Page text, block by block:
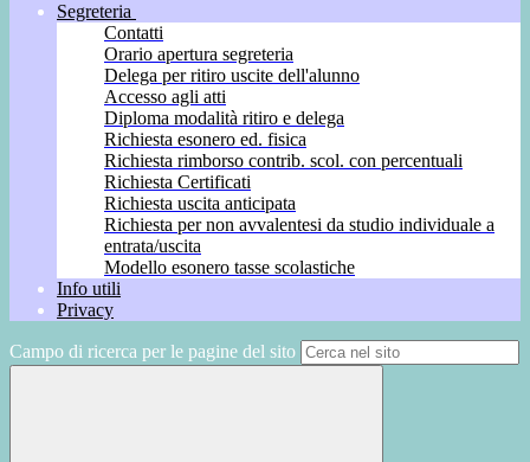
Segreteria
Contatti
Orario apertura segreteria
Delega per ritiro uscite dell'alunno
Accesso agli atti
Diploma modalità ritiro e delega
Richiesta esonero ed. fisica
Richiesta rimborso contrib. scol. con percentuali
Richiesta Certificati
Richiesta uscita anticipata
Richiesta per non avvalentesi da studio individuale a
entrata/uscita
Modello esonero tasse scolastiche
Info utili
Privacy
Campo di ricerca per le pagine del sito